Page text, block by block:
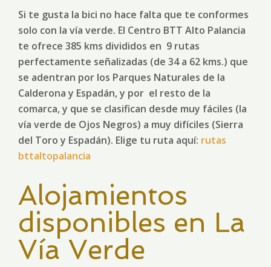
Si te gusta la bici no hace falta que te conformes
solo con la vía verde. El Centro BTT Alto Palancia
te ofrece 385 kms divididos en 9 rutas
perfectamente señalizadas (de 34 a 62 kms.) que
se adentran por los Parques Naturales de la
Calderona y Espadán, y por el resto de la
comarca, y que se clasifican desde muy fáciles (la
vía verde de Ojos Negros) a muy difíciles (Sierra
del Toro y Espadán). Elige tu ruta aquí: rutas
bttaltopalancia
Alojamientos
disponibles en La
Vía Verde